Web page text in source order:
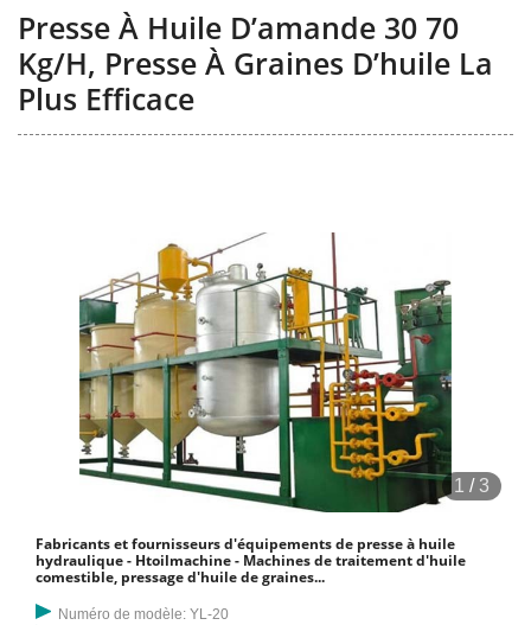
Presse À Huile D’amande 30 70
Kg/h, Presse À Graines D’huile La
Plus Efficace
1 /3
Fabricants et fournisseurs d'équipements de presse à huile
hydraulique - Htoilmachine - Machines de traitement d'huile
comestible, pressage d'huile de graines...
Numéro de modèle: YL-20